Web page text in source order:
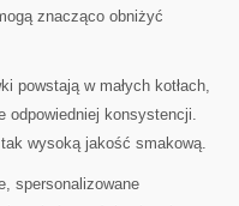
znacząco obniżyć
powstają w małych kotłach,
odpowiedniej konsystencji.
wysoką jakość smakową.
spersonalizowane